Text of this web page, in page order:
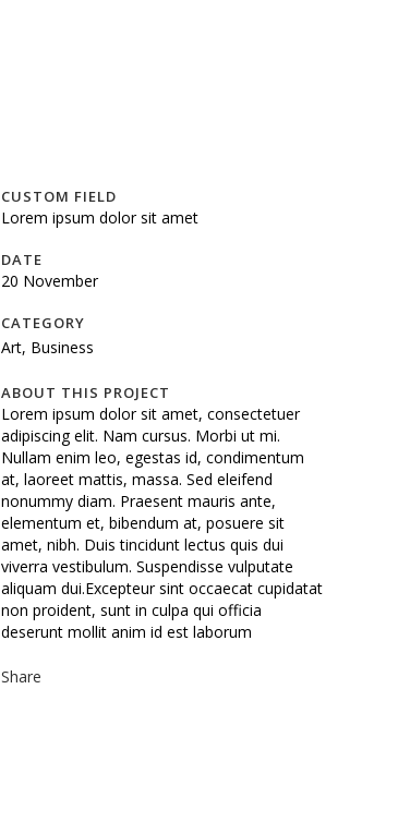
CUSTOM FIELD
Lorem ipsum dolor sit amet
DATE
20 November
CATEGORY
Art, Business
ABOUT THIS PROJECT
Lorem ipsum dolor sit amet, consectetuer
adipiscing elit. Nam cursus. Morbi ut mi.
Nullam enim leo, egestas id, condimentum
at, laoreet mattis, massa. Sed eleifend
nonummy diam. Praesent mauris ante,
elementum et, bibendum at, posuere sit
amet, nibh. Duis tincidunt lectus quis dui
viverra vestibulum. Suspendisse vulputate
aliquam dui.Excepteur sint occaecat cupidatat
non proident, sunt in culpa qui officia
deserunt mollit anim id est laborum
Share